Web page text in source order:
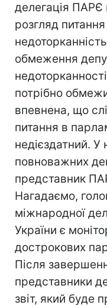
делегація ПАРЄ
розгляд
обмеження
потрібно
впевнена, що
питання в
недієздатний.
повноважних
представник
Нагадаємо,
міжнародної
України є
дострокових
Після
представники
звіт, який буде